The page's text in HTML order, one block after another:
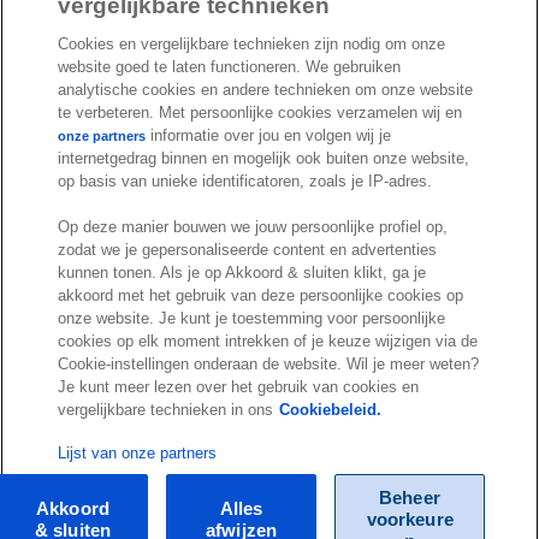
o
o
k
d
I
n
u
b
e
n
s
t
a
g
r
a
m
S
p
o
t
i
f
y
© Exact 2026
Cookie statement
Cookie settings
Marketing preferences
Disclaimer
Site conditions
Terms & conditions
vergelijkbare technieken
Cookies en vergelijkbare technieken zijn nodig om onze
website goed te laten functioneren. We gebruiken
analytische cookies en andere technieken om onze website
te verbeteren. Met persoonlijke cookies verzamelen wij en
onze partners informatie over jou en volgen wij je
internetgedrag binnen en mogelijk ook buiten onze website,
op basis van unieke identificatoren, zoals je IP-adres.
Op deze manier bouwen we jouw persoonlijke profiel op,
zodat we je gepersonaliseerde content en advertenties
kunnen tonen. Als je op Akkoord & sluiten klikt, ga je
akkoord met het gebruik van deze persoonlijke cookies op
onze website. Je kunt je toestemming voor persoonlijke
cookies op elk moment intrekken of je keuze wijzigen via de
Cookie-instellingen onderaan de website. Wil je meer weten?
Je kunt meer lezen over het gebruik van cookies en
vergelijkbare technieken in ons Cookiebeleid.
Lijst van onze partners
Beheer
voorkeure
Alles
afwijzen
Akkoord
& sluiten